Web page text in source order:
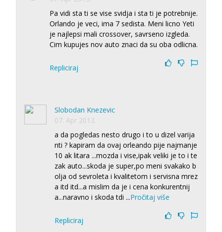
Pa vidi sta ti se vise svidja i sta ti je potrebnije.
Orlando je veci, ima 7 sedista. Meni licno Yeti
je najlepsi mali crossover, savrseno izgleda.
Cim kupujes nov auto znaci da su oba odlicna.
Repliciraj
Slobodan Knezevic
07. Apr 2013.
a da pogledas nesto drugo i to u dizel varija
nti ? kapiram da ovaj orleando pije najmanje
10 ak litara ...mozda i vise,ipak veliki je to i te
zak auto...skoda je super,po meni svakako b
olja od sevroleta i kvalitetom i servisna mrez
a itd itd...a mislim da je i cena konkurentnij
a...naravno i skoda tdi ...Pročitaj više
Repliciraj